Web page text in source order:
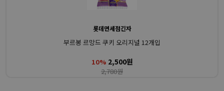
롯데면세점긴자
부르봉 르망드 쿠키 오리지널 12개입
10% 2,500원
2,780원